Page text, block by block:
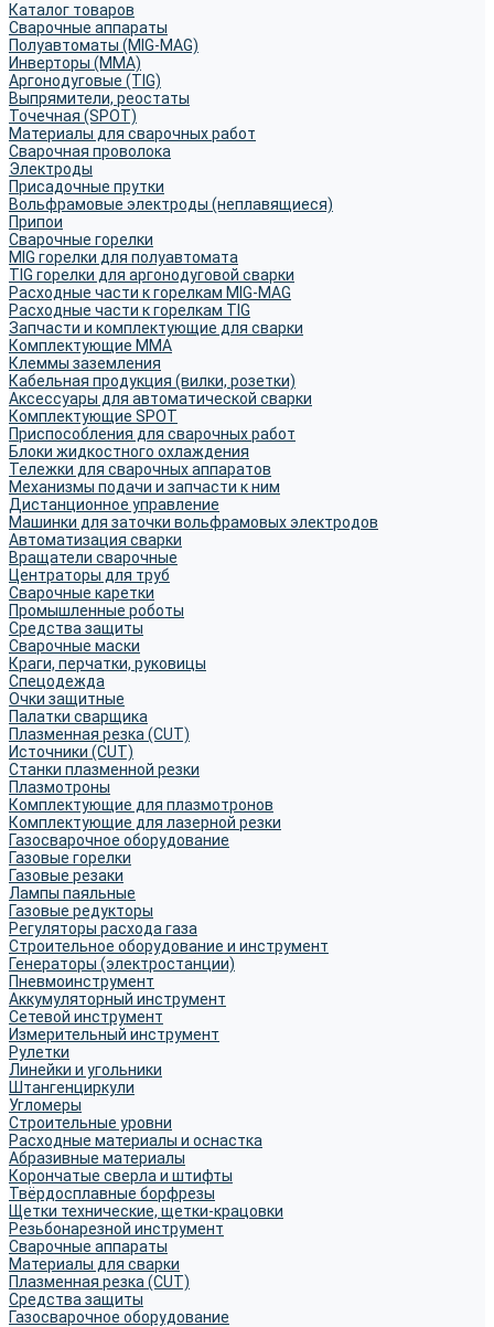
Каталог товаров
Сварочные аппараты
Полуавтоматы (MIG-MAG)
Инверторы (MMA)
Аргонодуговые (TIG)
Выпрямители, реостаты
Точечная (SPOT)
Материалы для сварочных работ
Сварочная проволока
Электроды
Присадочные прутки
Вольфрамовые электроды (неплавящиеся)
Припои
Сварочные горелки
MIG горелки для полуавтомата
TIG горелки для аргонодуговой сварки
Расходные части к горелкам MIG-MAG
Расходные части к горелкам TIG
Запчасти и комплектующие для сварки
Комплектующие ММА
Клеммы заземления
Кабельная продукция (вилки, розетки)
Аксессуары для автоматической сварки
Комплектующие SPOT
Приспособления для сварочных работ
Блоки жидкостного охлаждения
Тележки для сварочных аппаратов
Механизмы подачи и запчасти к ним
Дистанционное управление
Машинки для заточки вольфрамовых электродов
Автоматизация сварки
Вращатели сварочные
Центраторы для труб
Сварочные каретки
Промышленные роботы
Средства защиты
Сварочные маски
Краги, перчатки, руковицы
Спецодежда
Очки защитные
Палатки сварщика
Плазменная резка (CUT)
Источники (CUT)
Станки плазменной резки
Плазмотроны
Комплектующие для плазмотронов
Комплектующие для лазерной резки
Газосварочное оборудование
Газовые горелки
Газовые резаки
Лампы паяльные
Газовые редукторы
Регуляторы расхода газа
Строительное оборудование и инструмент
Генераторы (электростанции)
Пневмоинструмент
Аккумуляторный инструмент
Сетевой инструмент
Измерительный инструмент
Рулетки
Линейки и угольники
Штангенциркули
Угломеры
Строительные уровни
Расходные материалы и оснастка
Абразивные материалы
Корончатые сверла и штифты
Твёрдосплавные борфрезы
Щетки технические, щетки-крацовки
Резьбонарезной инструмент
Сварочные аппараты
Материалы для сварки
Плазменная резка (CUT)
Средства защиты
Газосварочное оборудование